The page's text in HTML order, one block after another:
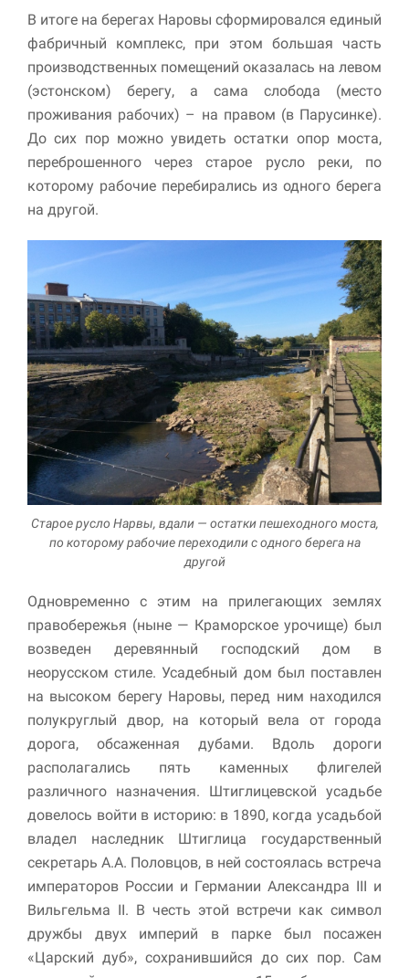
В итоге на берегах Наровы сформировался единый
фабричный комплекс, при этом большая часть
производственных помещений оказалась на левом
(эстонском) берегу, а сама слобода (место
проживания рабочих) – на правом (в Парусинке).
До сих пор можно увидеть остатки опор моста,
переброшенного через старое русло реки, по
которому рабочие перебирались из одного берега
на другой.
Старое русло Нарвы, вдали — остатки пешеходного моста,
по которому рабочие переходили с одного берега на
другой
Одновременно с этим на прилегающих землях
правобережья (ныне — Краморское урочище) был
возведен деревянный господский дом в
неорусском стиле. Усадебный дом был поставлен
на высоком берегу Наровы, перед ним находился
полукруглый двор, на который вела от города
дорога, обсаженная дубами. Вдоль дороги
располагались пять каменных флигелей
различного назначения. Штиглицевской усадьбе
довелось войти в историю: в 1890, когда усадьбой
владел наследник Штиглица государственный
секретарь А.А. Половцов, в ней состоялась встреча
императоров России и Германии Александра III и
Вильгельма II. В честь этой встречи как символ
дружбы двух империй в парке был посажен
«Царский дуб», сохранившийся до сих пор. Сам